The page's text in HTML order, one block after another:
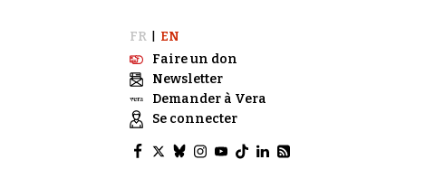
FR
EN
Faire un don
Newsletter
Demander à Vera
Se connecter